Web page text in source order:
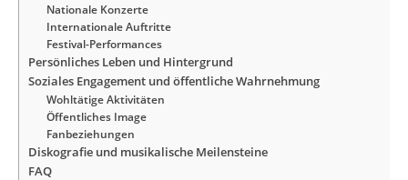
Nationale Konzerte
Internationale Auftritte
Festival-Performances
Persönliches Leben und Hintergrund
Soziales Engagement und öffentliche Wahrnehmung
Wohltätige Aktivitäten
Öffentliches Image
Fanbeziehungen
Diskografie und musikalische Meilensteine
FAQ